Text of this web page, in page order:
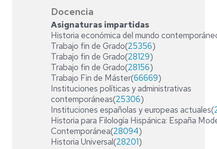
Docencia
Asignaturas impartidas
Historia económica del mundo
Trabajo fin de Grado(25356)
Trabajo fin de Grado(28129)
Trabajo fin de Grado(28156)
Trabajo Fin de Máster(66669)
Instituciones políticas y administrativas
contemporáneas(25306)
Instituciones españolas y europeas actuales(
Historia para Filología Hispánica: España
Contemporánea(28094)
Historia Universal(28201)